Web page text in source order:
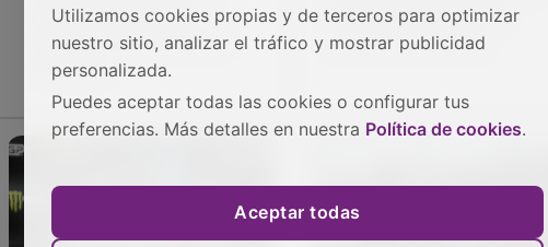
pierde la opción de
recortar puntos a Manu
González
Sachsenring el tercer
podio consecutivo
Utilizamos cookies propias y de terceros para optimizar
nuestro sitio, analizar el tráfico y mostrar publicidad
personalizada.
Puedes aceptar todas las cookies o configurar tus
preferencias. Más detalles en nuestra Política de cookies.
Aceptar todas